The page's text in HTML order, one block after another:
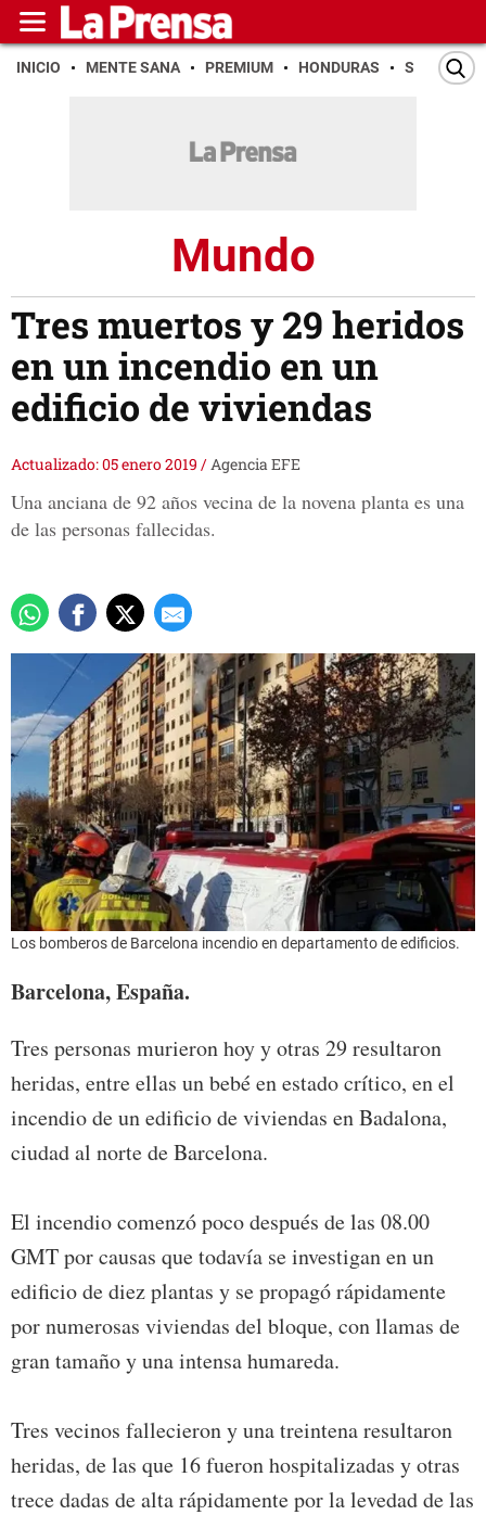
INICIO MENTE SANA PREMIUM HONDURAS SAN PEDRO
Mundo
Tres muertos y 29 heridos
en un incendio en un
edificio de viviendas
Actualizado: 05 enero 2019 /Agencia EFE
Una anciana de 92 años vecina de la novena planta es una
de las personas fallecidas.
Los bomberos de Barcelona incendio en departamento de edificios.
Barcelona, España.
Tres personas murieron hoy y otras 29 resultaron
heridas, entre ellas un bebé en estado crítico, en el
incendio de un edificio de viviendas en Badalona,
ciudad al norte de Barcelona.
El incendio comenzó poco después de las 08.00
GMT por causas que todavía se investigan en un
edificio de diez plantas y se propagó rápidamente
por numerosas viviendas del bloque, con llamas de
gran tamaño y una intensa humareda.
Tres vecinos fallecieron y una treintena resultaron
heridas, de las que 16 fueron hospitalizadas y otras
trece dadas de alta rápidamente por la levedad de las